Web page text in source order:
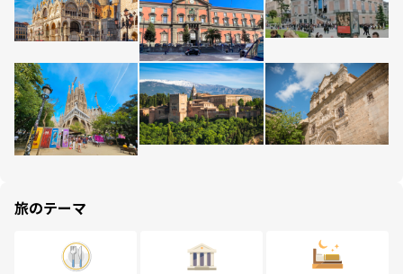
旅のテーマ